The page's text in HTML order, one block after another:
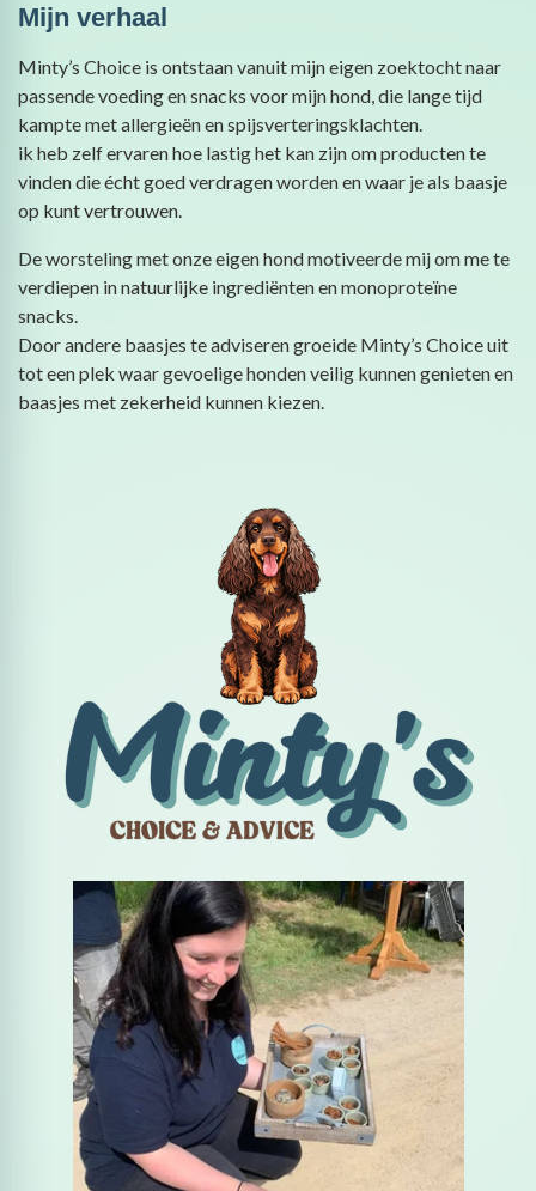
Mijn verhaal
Minty’s Choice is ontstaan vanuit mijn eigen zoektocht naar
passende voeding en snacks voor mijn hond, die lange tijd
kampte met allergieën en spijsverteringsklachten.
ik heb zelf ervaren hoe lastig het kan zijn om producten te
vinden die écht goed verdragen worden en waar je als baasje
op kunt vertrouwen.
De worsteling met onze eigen hond motiveerde mij om me te
verdiepen in natuurlijke ingrediënten en monoproteïne
snacks.
Door andere baasjes te adviseren groeide Minty’s Choice uit
tot een plek waar gevoelige honden veilig kunnen genieten en
baasjes met zekerheid kunnen kiezen.